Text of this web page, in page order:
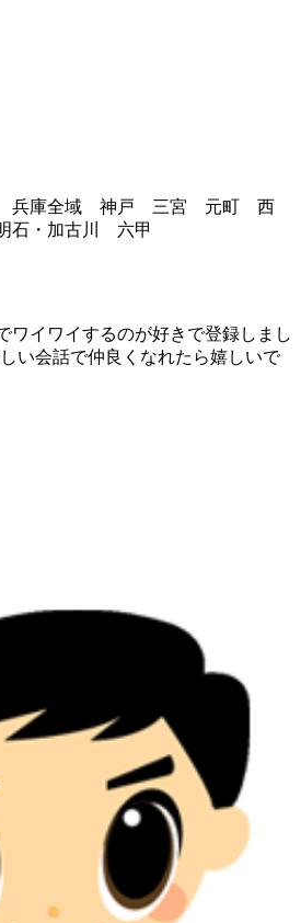
兵庫全域 神戸 三宮 元町 西
・加古川 六甲
ワイワイするのが好きで登録しまし
い会話で仲良くなれたら嬉しいで